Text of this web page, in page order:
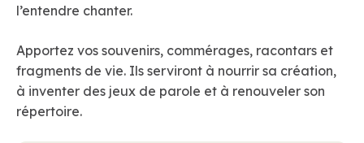
l’entendre chanter.
Apportez vos souvenirs, commérages, racontars et
fragments de vie. Ils serviront à nourrir sa création,
à inventer des jeux de parole et à renouveler son
répertoire.